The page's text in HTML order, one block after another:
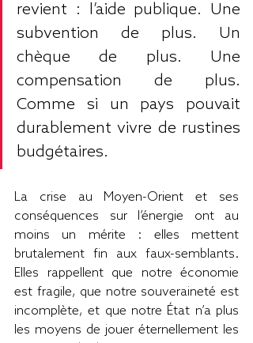
revient : l’aide publique. Une
subvention de plus. Un
chèque de plus. Une
compensation de plus.
Comme si un pays pouvait
durablement vivre de rustines
budgétaires.
La crise au Moyen-Orient et ses
conséquences sur l’énergie ont au
moins un mérite : elles mettent
brutalement fin aux faux-semblants.
Elles rappellent que notre économie
est fragile, que notre souveraineté est
incomplète, et que notre État n’a plus
les moyens de jouer éternellement les